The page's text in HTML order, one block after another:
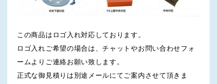
この商品はロゴ入れ対応しております。
ロゴ入れご希望の場合は、チャットやお問い合わせフォ
ームよりご連絡お願い致します。
正式な御見積りは別途メールにてご案内させて頂きま